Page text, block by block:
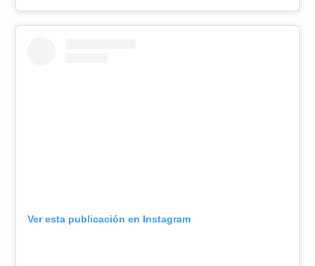
Ver esta publicación en Instagram